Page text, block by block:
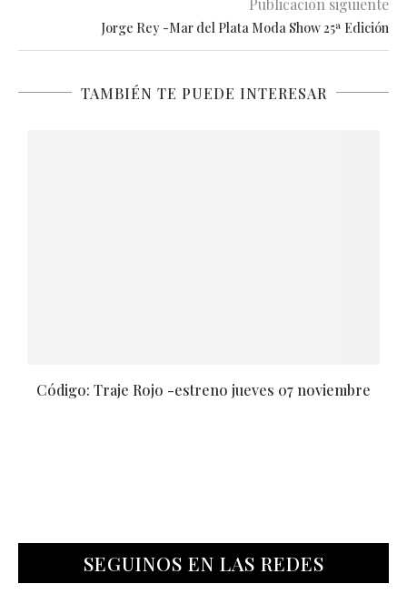
Jorge Rey -Mar del Plata Moda Show 25ª Edición
TAMBIÉN TE PUEDE INTERESAR
Código: Traje Rojo -estreno jueves 07 noviembre
SEGUINOS EN LAS REDES